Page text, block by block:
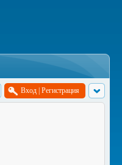
Вход Регистрация